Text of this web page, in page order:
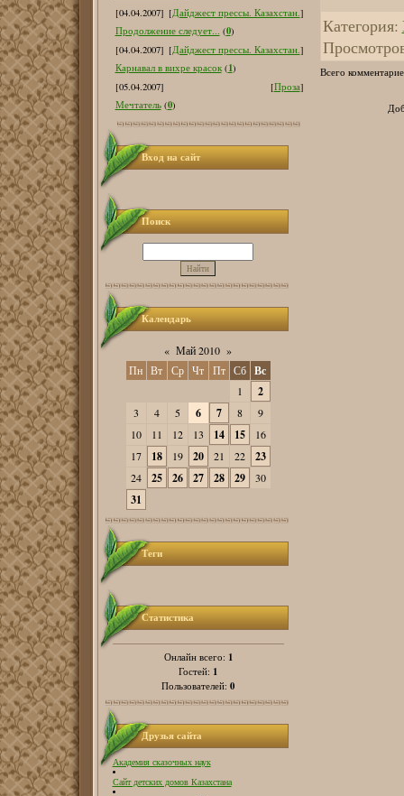
[04.04.2007] [Дайджест прессы. Казахстан.]
Продолжение следует... (0)
[04.04.2007] [Дайджест прессы. Казахстан.]
Карнавал в вихре красок (1)
[05.04.2007]
[Проза]
Мечтатель (0)
Вход на сайт
Поиск
Календарь
« Май 2010 »
Пн Вт Ср Чт Пт Сб Вс
1 2
3 4 5 6 7 8
9
10
11 12 13 14 15
16
17
18 19 20 21 22 23
24 25 26 27 28 29 30
31
Теги
Статистика
Онлайн всего: 1
Гостей: 1
Пользователей: 0
Друзья сайта
Академия сказочных наук
Сайт детских домов Казахстана
Категория:
Всего